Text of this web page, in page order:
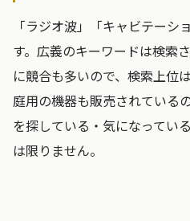
「ラジオ波」「キャビテーシ
す。広義のキーワードは検索
に競合も多いので、検索上位
庭用の機器も販売されている
を探している・気になってい
は限りません。